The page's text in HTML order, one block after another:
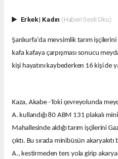
Erkek| Kadın (Haberi Sesli Oku)
Şanlıurfa’da mevsimlik tarım
kafa kafaya çarpışması sonucu
kişi hayatını kaybederken 16 kişi de
Kaza, Akabe -Toki çevreyolunda
A. kullandığı 80 ABM 131 plakalı
Mahallesinde aldığı tarım işçilerini
çıktı. Bu sırada minibüsün
A., kestirmeden ters yola girip